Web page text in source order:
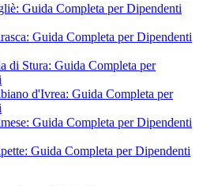
Guida Completa per Dipendenti
Guida Completa per Dipendenti
di Stura: Guida Completa per
d'Ivrea: Guida Completa per
Guida Completa per Dipendenti
Guida Completa per Dipendenti